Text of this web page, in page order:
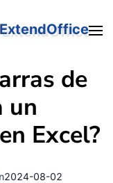
de
un
Excel?
2024-08-02